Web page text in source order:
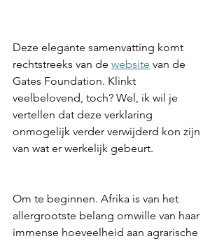
Deze elegante samenvatting komt
rechtstreeks van de website van de
Gates Foundation. Klinkt
veelbelovend, toch? Wel, ik wil je
vertellen dat deze verklaring
onmogelijk verder verwijderd kon zijn
van wat er werkelijk gebeurt.
Om te beginnen. Afrika is van het
allergrootste belang omwille van haar
immense hoeveelheid aan agrarische